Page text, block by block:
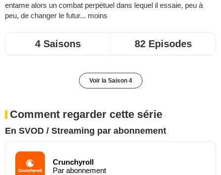
entame alors un combat perpétuel dans lequel il essaie, peu à
peu, de changer le futur... moins
4 Saisons 82 Episodes
Voir la Saison 4
Comment regarder cette série
En SVOD / Streaming par abonnement
Crunchyroll
Par abonnement